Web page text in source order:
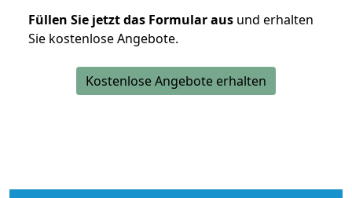
Füllen Sie jetzt das Formular aus und erhalten
Sie kostenlose Angebote.
Kostenlose Angebote erhalten